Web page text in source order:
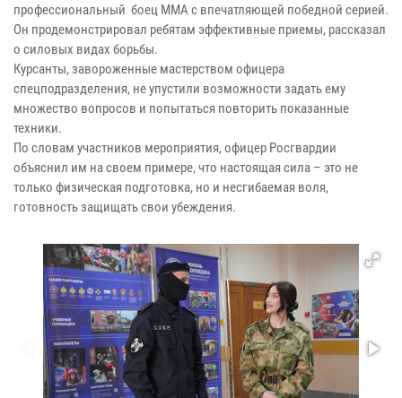
профессиональный боец ММА с впечатляющей победной серией.
Он продемонстрировал ребятам эффективные приемы, рассказал
о силовых видах борьбы.
Курсанты, завороженные мастерством офицера
спецподразделения, не упустили возможности задать ему
множество вопросов и попытаться повторить показанные
техники.
По словам участников мероприятия, офицер Росгвардии
объяснил им на своем примере, что настоящая сила – это не
только физическая подготовка, но и несгибаемая воля,
готовность защищать свои убеждения.